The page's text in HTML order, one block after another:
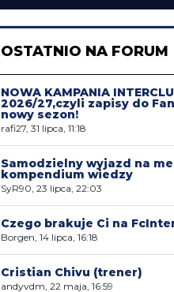
OSTATNIO NA FORUM
NOWA KAMPANIA
2026/27,czyli zapisy do
nowy sezon!
rafi27, 31 lipca, 11:18
Samodzielny wyjazd na
kompendium wiedzy
SyR90, 23 lipca, 22:03
Czego brakuje Ci na
Borgen, 14 lipca, 16:18
Cristian Chivu (trener)
andyvdm, 22 maja, 16:59